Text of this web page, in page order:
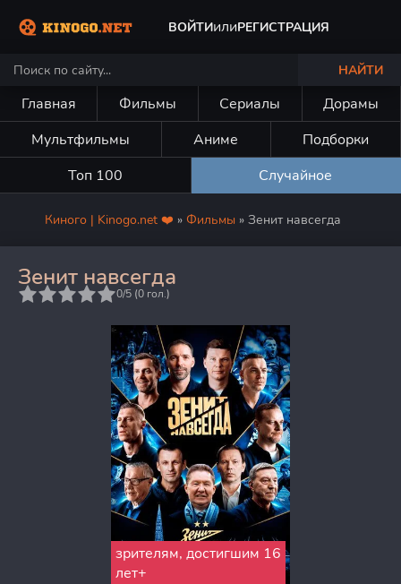
ВОЙТИилиРЕГИСТРАЦИЯ
НАЙТИ
Главная Фильмы Сериалы
Дорамы
Мультфильмы
Аниме
Подборки
Топ 100
Случайное
Киного | Kinogo.net ❤️ » Фильмы » Зенит навсегда
Зенит навсегда
0/5 (0 гол.)
зрителям, достигшим 16
лет+